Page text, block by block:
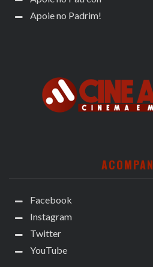
Apoie no Padrim!
Facebook
Instagram
Twitter
YouTube